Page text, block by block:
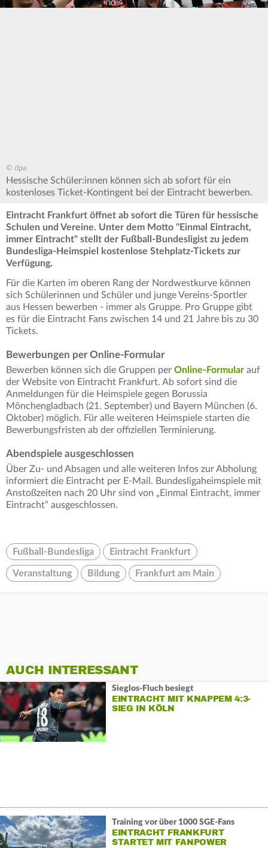
© dpa
Hessische Schüler:innen können sich ab sofort für ein
kostenloses Ticket-Kontingent bei der Eintracht bewerben.
Eintracht Frankfurt öffnet ab sofort die Türen für hessische
Schulen und Vereine. Unter dem Motto "Einmal Eintracht,
immer Eintracht" stellt der Fußball-Bundesligist zu jedem
Bundesliga-Heimspiel kostenlose Stehplatz-Tickets zur
Verfügung.
Für die Karten im oberen Rang der Nordwestkurve können
sich Schülerinnen und Schüler und junge Vereins-Sportler
aus Hessen bewerben - immer als Gruppe. Pro Gruppe gibt
es für die Eintracht Fans zwischen 14 und 21 Jahre bis zu 30
Tickets.
Bewerbungen per Online-Formular
Bewerben können sich die Gruppen per Online-Formular auf
der Website von Eintracht Frankfurt. Ab sofort sind die
Anmeldungen für die Heimspiele gegen Borussia
Mönchengladbach (21. September) und Bayern München (6.
Oktober) möglich. Für alle weiteren Heimspiele starten die
Bewerbungsfristen ab der offiziellen Terminierung.
Abendspiele ausgeschlossen
Über Zu- und Absagen und alle weiteren Infos zur Abholung
informiert die Eintracht per E-Mail. Bundesligaheimspiele mit
Anstoßzeiten nach 20 Uhr sind von „Einmal Eintracht, immer
Eintracht“ ausgeschlossen.
Fußball-Bundesliga Eintracht Frankfurt
Veranstaltung Bildung Frankfurt am Main
AUCH INTERESSANT
Sieglos-Fluch besiegt
EINTRACHT MIT KNAPPEM 4:3-
SIEG IN KÖLN
Training vor über 1000 SGE-Fans
EINTRACHT FRANKFURT
STARTET MIT FANPOWER